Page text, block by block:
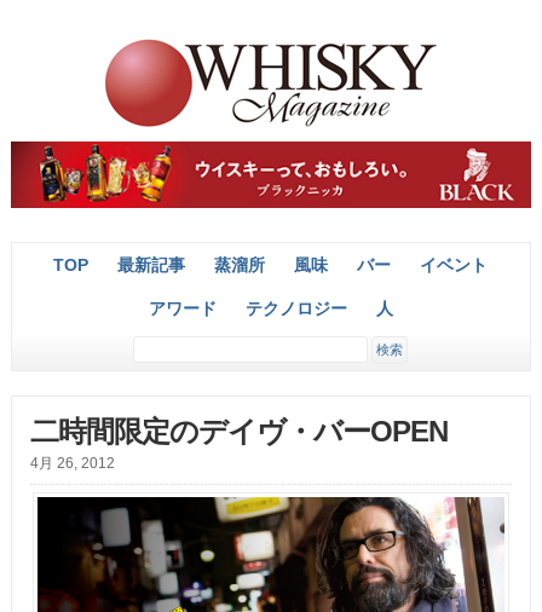
TOP 最新記事 蒸溜所 風味 バー イベント
アワード テクノロジー 人
二時間限定のデイヴ・バーOPEN
4月 26, 2012